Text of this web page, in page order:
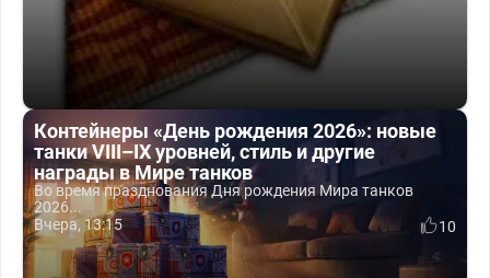
Контейнеры «День рождения 2026»: новые
танки VIII–IX уровней, стиль и другие
награды в Мире танков
Во время празднования Дня рождения Мира танков
2026...
Вчера, 13:15
10